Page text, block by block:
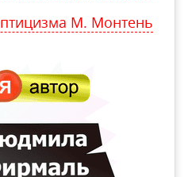
М. Монтень